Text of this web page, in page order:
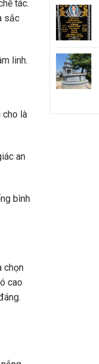
tác.
sắc
linh.
cho là
an
bình
chọn
cao